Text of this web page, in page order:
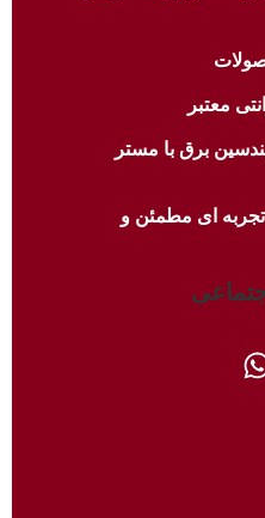
معتبر
برق با مستر
تجربه ای مطمئن و